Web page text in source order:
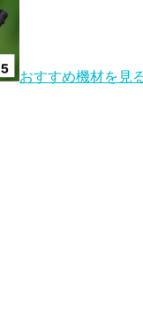
おすすめ機材を見